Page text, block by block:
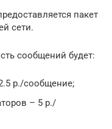
пакет
сети.
сообщений будет:
р./сообщение;
– 5 р./